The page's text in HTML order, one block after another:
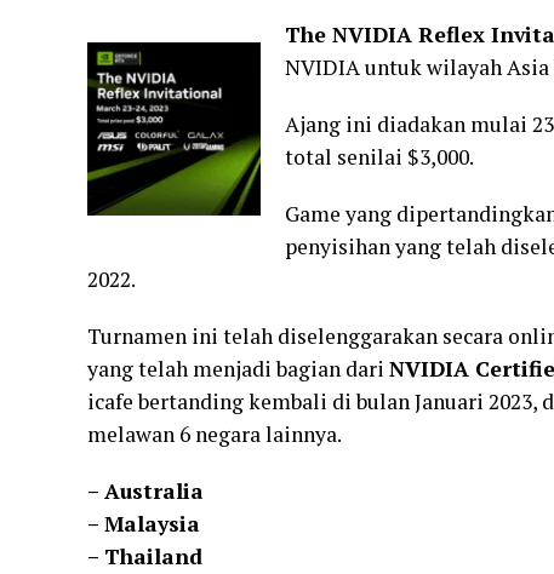
The NVIDIA Reflex
NVIDIA untuk wilayah Asia
Ajang ini diadakan mulai
total senilai $3,000.
Game yang
penyisihan yang telah
2022.
Turnamen ini telah diselenggarakan secara
yang telah menjadi bagian dari NVIDIA
icafe bertanding kembali di bulan Januari
melawan 6 negara lainnya.
– Australia
– Malaysia
– Thailand